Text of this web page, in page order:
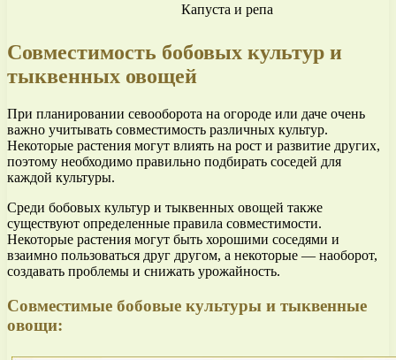
Капуста и репа
Совместимость бобовых культур и
тыквенных овощей
При планировании севооборота на огороде или даче очень
важно учитывать совместимость различных культур.
Некоторые растения могут влиять на рост и развитие других,
поэтому необходимо правильно подбирать соседей для
каждой культуры.
Среди бобовых культур и тыквенных овощей также
существуют определенные правила совместимости.
Некоторые растения могут быть хорошими соседями и
взаимно пользоваться друг другом, а некоторые — наоборот,
создавать проблемы и снижать урожайность.
Совместимые бобовые культуры и тыквенные
овощи: